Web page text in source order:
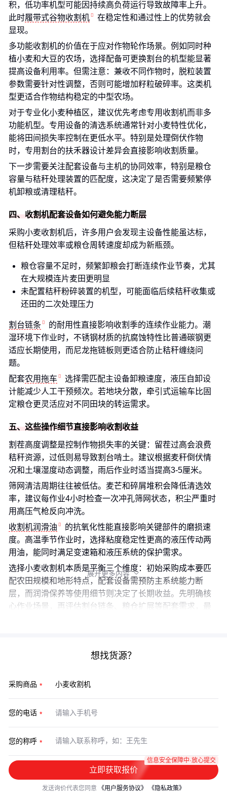
积，低功率机型可能因持续高负荷运行导致故障率上升。
此时履带式谷物收割机
在稳定性和通过性上的优势就会
显现。
多功能收割机的价值在于应对作物轮作场景。例如同时种
植小麦和大豆的农场，选择配备可更换割台的机型能显著
提高设备利用率。但需注意：兼收不同作物时，脱粒装置
参数需要针对性调整，否则可能增加籽粒破碎率。这类机
型更适合作物结构稳定的中型农场。
对于专业化小麦种植区，建议优先考虑专用收割机而非多
功能机型。专用设备的清选系统通常针对小麦特性优化，
能将田间损失率控制在更低水平。特别是处理倒伏作物
时，专用割台的扶禾器设计差异会直接影响收割质量。
下一步需要关注配套设备与主机的协同效率，特别是粮仓
容量与秸秆处理装置的匹配度，这决定了是否需要频繁停
机卸粮或清理秸秆。
四、收割机配套设备如何避免能力断层
采购小麦收割机后，许多用户会发现主设备性能虽达标，
但秸秆处理效率或粮仓周转速度却成为新瓶颈。
粮仓容量不足时，频繁卸粮会打断连续作业节奏，尤其
在大规模连片麦田更明显
未配置秸秆粉碎装置的机型，可能面临后续秸秆收集或
还田的二次处理压力
割台链条
的耐用性直接影响收割季的连续作业能力。潮
湿环境下作业时，不锈钢材质的抗腐蚀特性比普通碳钢更
适应长期使用，而尼龙拖链板则更适合防止秸秆缠绕问
题。
配套农用拖车
选择需匹配主设备卸粮速度，液压自卸设
计能减少人工干预频次。若地块分散，牵引式运输车比固
定粮仓更灵活应对不同田块的转运需求。
五、这些操作细节直接影响收割收益
割茬高度调整是控制作物损失率的关键：留茬过高会浪费
秸秆资源，过低则易导致割台啃土。建议根据麦秆倒伏情
况和土壤湿度动态调整，雨后作业时适当提高3-5厘米。
筛网清洁周期往往被低估。麦芒和碎屑堆积会降低清选效
率，建议每作业4小时检查一次冲孔筛网状态，积尘严重时
用高压气枪反向冲洗。
收割机润滑油
的抗氧化性能直接影响关键部件的磨损速
度。高温季节作业时，选择粘度稳定性更高的液压传动两
用油，能同时满足变速箱和液压系统的保护需求。
选择小麦收割机本质是平衡三个维度：初始采购成本要匹
配农田规模和地形特点，配套设备需预防主系统能力断
层，而润滑保养等使用细节则决定了长期收益。先明确核
心作业场景，再评估割台链条、粮仓扩展等配套需求，最
展开更多内容 
想找货源？
采购商品
您的电话
您的称呼
立即获取报价
信息安全保障中·放心提交
发送询价代表您同意 《用户服务协议》 《隐私政策》